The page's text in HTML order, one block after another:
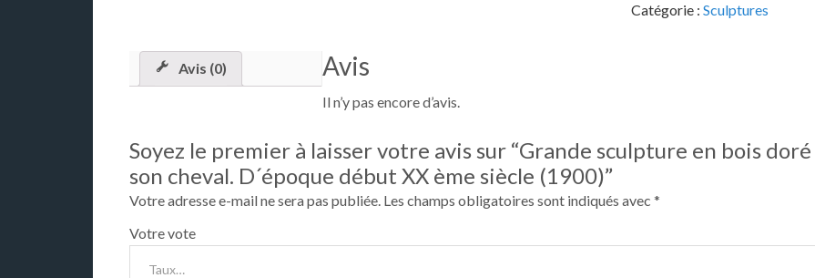
Catégorie :Sculptures
Avis (0) Avis
Il n’y pas encore d’avis.
Soyez le premier à laisser votre avis sur “Grande sculpture en bois
son cheval. D´époque début XX ème siècle (1900)”
Votre adresse e-mail ne sera pas publiée. Les champs obligatoires sont indiqués avec *
Votre vote